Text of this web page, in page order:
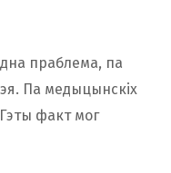
праблема, па
Па медыцынскіх
факт мог